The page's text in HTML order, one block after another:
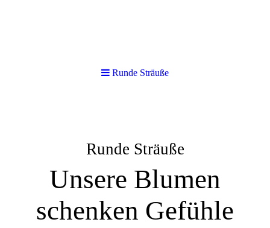
Runde Sträuße
Unsere Blumen
schenken Gefühle
Runde Sträuße